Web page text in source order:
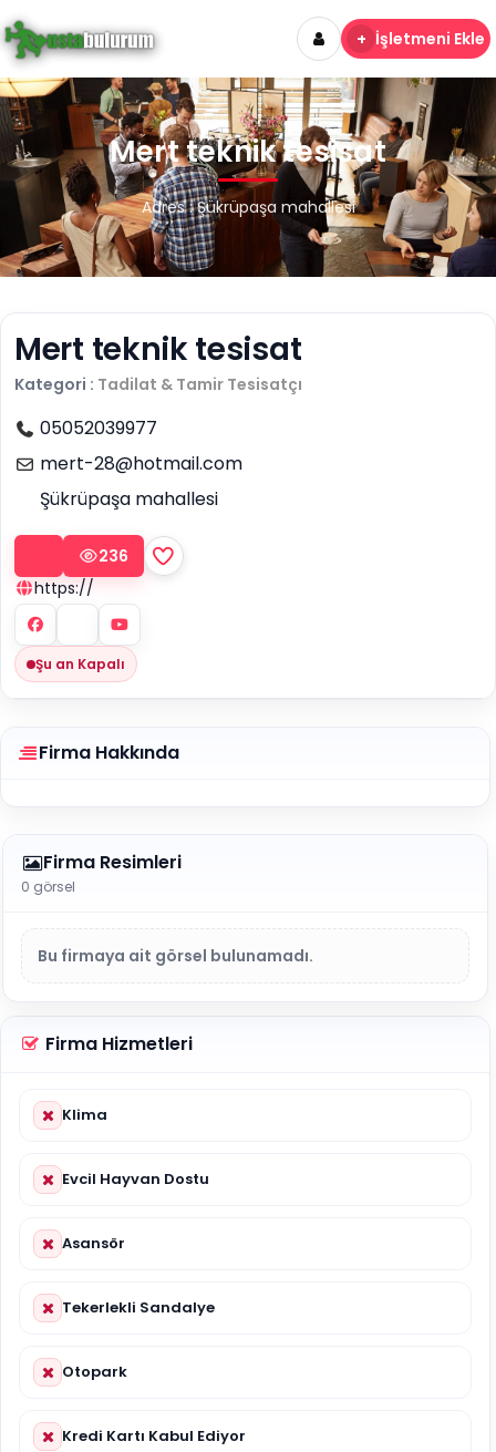
+ İşletmeni Ekle
Mert teknik tesisat
Adres : Şükrüpaşa mahallesi
Mert teknik tesisat
Kategori : Tadilat & Tamir Tesisatçı
05052039977
mert-28@hotmail.com
Şükrüpaşa mahallesi
236
https://
Şu an Kapalı
Firma Hakkında
Firma Resimleri
0 görsel
Bu firmaya ait görsel bulunamadı.
Firma Hizmetleri
Klima
Evcil Hayvan Dostu
Asansör
Tekerlekli Sandalye
Otopark
Kredi Kartı Kabul Ediyor